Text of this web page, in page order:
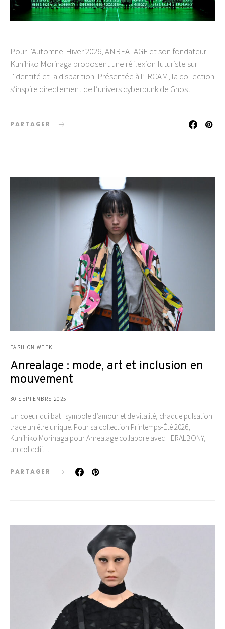
Pour l’Automne-Hiver 2026, ANREALAGE et son fondateur
Kunihiko Morinaga proposent une réflexion futuriste sur
l’identité et la disparition. Présentée à l’IRCAM, la collection
s’inspire directement de l’univers cyberpunk de Ghost…
PARTAGER
FASHION WEEK
Anrealage : mode, art et inclusion en
mouvement
30 SEPTEMBRE 2025
Un coeur qui bat : symbole d’amour et de vitalité, chaque pulsation
trace un être unique. Pour sa collection Printemps-Été 2026,
Kunihiko Morinaga pour Anrealage collabore avec HERALBONY,
un collectif…
PARTAGER